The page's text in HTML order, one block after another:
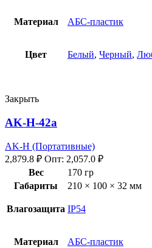
Материал АБС-пластик
Цвет Белый, Черный,
Закрыть
AK-H-42a
AK-H (Портативные)
2,879.8 ₽ Опт: 2,057.0 ₽
Вес
170 гр
Габариты
210 × 100 × 32 мм
Влагозащита IP54
Материал АБС-пластик